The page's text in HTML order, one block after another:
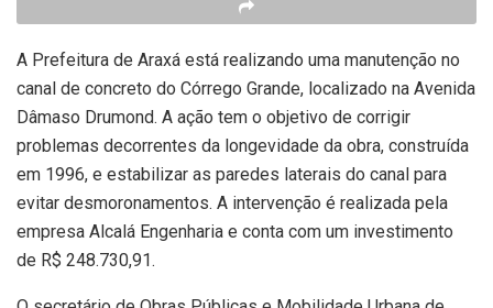
A Prefeitura de Araxá está realizando uma manutenção no
canal de concreto do Córrego Grande, localizado na Avenida
Dâmaso Drumond. A ação tem o objetivo de corrigir
problemas decorrentes da longevidade da obra, construída
em 1996, e estabilizar as paredes laterais do canal para
evitar desmoronamentos. A intervenção é realizada pela
empresa Alcalá Engenharia e conta com um investimento
de R$ 248.730,91.